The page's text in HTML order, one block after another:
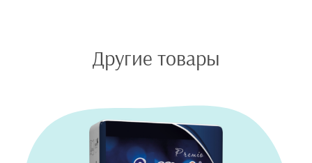
Другие товары